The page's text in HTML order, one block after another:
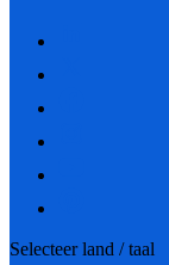
Selecteer land / taal